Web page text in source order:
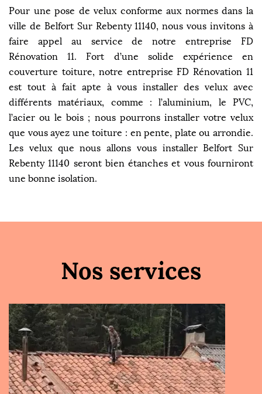
Pour une pose de velux conforme aux normes dans la
ville de Belfort Sur Rebenty 11140, nous vous invitons à
faire appel au service de notre entreprise FD
Rénovation 11. Fort d’une solide expérience en
couverture toiture, notre entreprise FD Rénovation 11
est tout à fait apte à vous installer des velux avec
différents matériaux, comme : l’aluminium, le PVC,
l’acier ou le bois ; nous pourrons installer votre velux
que vous ayez une toiture : en pente, plate ou arrondie.
Les velux que nous allons vous installer Belfort Sur
Rebenty 11140 seront bien étanches et vous fourniront
une bonne isolation.
Nos services